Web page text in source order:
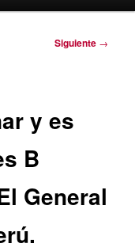
Siguiente →
y es
B
General